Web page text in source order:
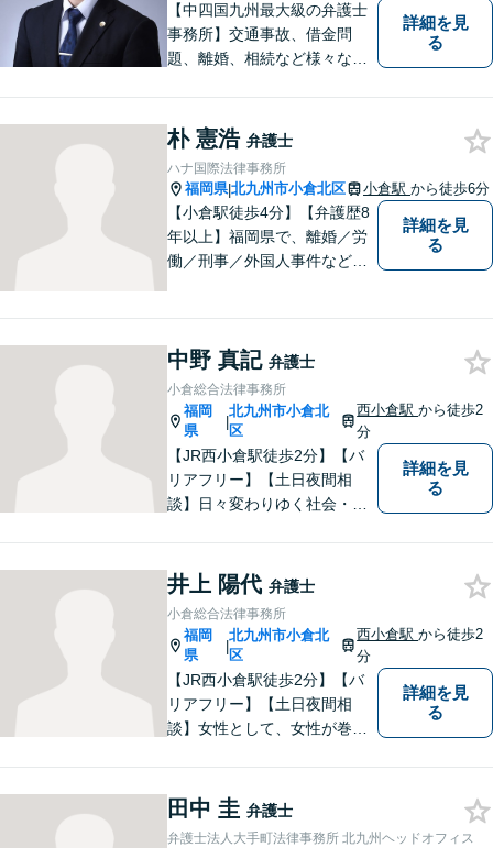
【中四国九州最大級の弁護士
事務所】交通事故、借金問
題、離婚、相続など様々な問
まずはお気軽にご相談くださ
い！
詳細を見
る
朴 憲浩 弁護士
ハナ国際法律事務所
福岡県|北九州市小倉北区 小倉駅 から徒歩6分
【小倉駅徒歩4分】【弁護歴8
年以上】福岡県で、離婚／労
働／刑事／外国人事件などに
会話のキャッチボールを積み
重ねながら解決へと動いてま
いります。【韓国語対応可】
詳細を見
る
中野 真記 弁護士
小倉総合法律事務所
福岡
県
|
北九州市小倉北
区
西小倉駅から徒歩2
分
【JR西小倉駅徒歩2分】【バ
リアフリー】【土日夜間相
談】日々変わりゆく社会・法
だける良質なリーガルサービ
スを提供できるよう日々研鑽
に努めてまいります。お気軽
にご相談ください。
詳細を見
る
井上 陽代 弁護士
小倉総合法律事務所
福岡
県
|
北九州市小倉北
区
西小倉駅から徒歩2
分
【JR西小倉駅徒歩2分】【バ
リアフリー】【土日夜間相
談】女性として、女性が巻き
極的に対応しております。男
性弁護士には相談しづらいと
詳細を見
る
田中 圭 弁護士
弁護士法人大手町法律事務所 北九州ヘッドオフィス